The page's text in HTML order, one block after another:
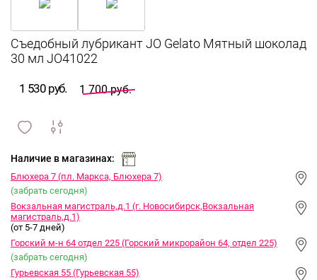
1 530 руб. 1 700 руб.
и
Наличие в магазинах:
Блюхера 7 (пл. Маркса, Блюхера 7)
(забрать сегодня)
Вокзальная магистраль,д.1 (г. Новосибирск,Вокзальная
магистраль,д.1)
(от 5-7 дней)
Горский м-н 64 отдел 225 (Горский микрорайон 64, отдел 225)
(забрать сегодня)
Гурьевская 55 (Гурьевская 55)